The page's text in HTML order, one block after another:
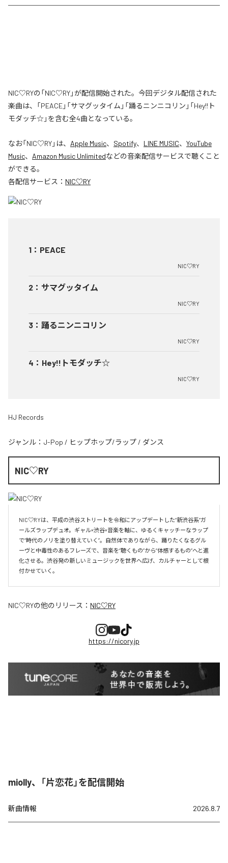
NIC♡RYの「NIC♡RY」が配信開始された。今回デジタル配信された
楽曲は、「PEACE」「サマグッタイム」「踊るニンニコリン」「Hey!!ト
モダッチ☆」を含む全4曲となっている。
なお「NIC♡RY」は、 Apple Music、 Spotify、 LINE MUSIC、 YouTube
Music、 Amazon Music Unlimitedなどの音楽配信サービスで聴くこと
ができる。
各配信サービス： NIC♡RY
1 ： PEACE
NIC♡RY
2 ： サマグッタイム
NIC♡RY
3 ： 踊るニンニコリン
NIC♡RY
4 ： Hey!!トモダッチ☆
NIC♡RY
HJ Records
ジャンル： J-Pop / ヒップホップ/ラップ / ダンス
NIC♡RY
NIC♡RYは、平成の渋谷ストリートを令和にアップデートした“新渋谷系”ガ
ールズラップデュオ。ギャル×渋谷×音楽を軸に、ゆるくキャッチーなラップ
で“時代のノリを塗り替えていく”。自然体でありながら、踊りたくなるグル
ーヴと中毒性のあるフレーズで、音楽を“聴くもの”から“体感するもの”へと進
化させる。渋谷発の新しいミュージックを世界へ広げ、カルチャーとして根
付かせていく。
NIC♡RYの他のリリース： NIC♡RY
https://nicory.jp
miolly、「片恋花」を配信開始
新曲情報 2026.8.7